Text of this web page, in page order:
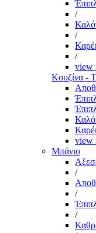
/
/
/
view
Κουζίνα -
view
Μπάνιο
/
/
/